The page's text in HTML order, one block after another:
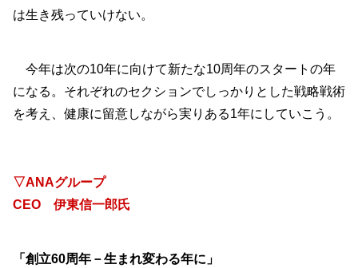
は生き残っていけない。
今年は次の10年に向けて新たな10周年のスタートの年
になる。それぞれのセクションでしっかりとした戦略戦術
を考え、健康に留意しながら実りある1年にしていこう。
▽ANAグループ
CEO 伊東信一郎氏
「創立60周年－生まれ変わる年に」